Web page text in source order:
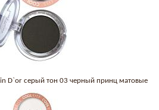
D`or серый тон 03 черный принц матовые